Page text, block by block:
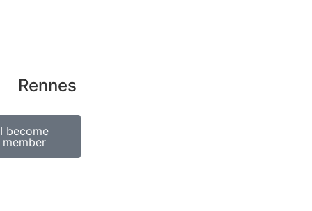
Rennes
I become
member